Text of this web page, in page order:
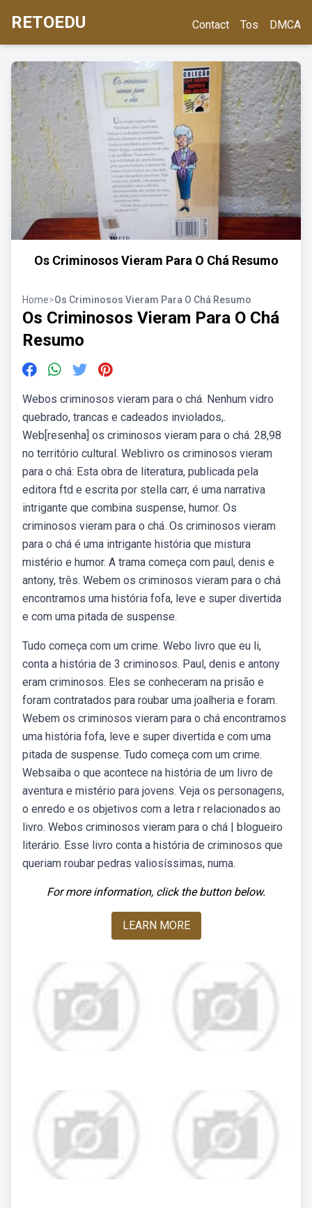
RETOEDU Contact Tos DMCA
Os Criminosos Vieram Para O Chá Resumo
Home>Os Criminosos Vieram Para O Chá Resumo
Os Criminosos Vieram Para O Chá
Resumo
Webos criminosos vieram para o chá. Nenhum vidro
quebrado, trancas e cadeados inviolados,.
Web[resenha] os criminosos vieram para o chá. 28,98
no território cultural. Weblivro os criminosos vieram
para o chá: Esta obra de literatura, publicada pela
editora ftd e escrita por stella carr, é uma narrativa
intrigante que combina suspense, humor. Os
criminosos vieram para o chá. Os criminosos vieram
para o chá é uma intrigante história que mistura
mistério e humor. A trama começa com paul, denis e
antony, três. Webem os criminosos vieram para o chá
encontramos uma história fofa, leve e super divertida
e com uma pitada de suspense.
Tudo começa com um crime. Webo livro que eu li,
conta a história de 3 criminosos. Paul, denis e antony
eram criminosos. Eles se conheceram na prisão e
foram contratados para roubar uma joalheria e foram.
Webem os criminosos vieram para o chá encontramos
uma história fofa, leve e super divertida e com uma
pitada de suspense. Tudo começa com um crime.
Websaiba o que acontece na história de um livro de
aventura e mistério para jovens. Veja os personagens,
o enredo e os objetivos com a letra r relacionados ao
livro. Webos criminosos vieram para o chá | blogueiro
literário. Esse livro conta a história de criminosos que
queriam roubar pedras valiosíssimas, numa.
For more information, click the button below.
LEARN MORE